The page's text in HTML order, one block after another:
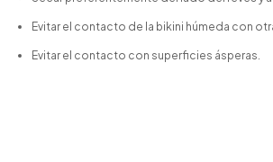
Evitar el contacto de la bikini húmeda con
Evitar el contacto con superficies ásperas.